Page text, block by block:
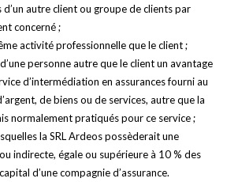
autre client ou groupe de clients par
concerné ;
activité professionnelle que le client ;
personne autre que le client un avantage
d’intermédiation en assurances fourni au
de biens ou de services, autre que la
normalement pratiqués pour ce service ;
la SRL Ardeos possèderait une
indirecte, égale ou supérieure à 10 % des
d’une compagnie d’assurance.